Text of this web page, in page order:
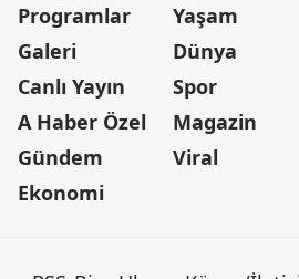
Programlar
Galeri
Canlı Yayın
A Haber Özel
Gündem
Ekonomi
Yaşam
Dünya
Spor
Magazin
Viral